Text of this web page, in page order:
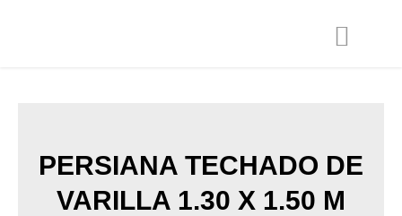
PERSIANA TECHADO DE
VARILLA 1.30 X 1.50 M